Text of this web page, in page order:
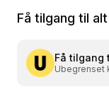
Få tilgang til alt
Få tilgang
Ubegrenset